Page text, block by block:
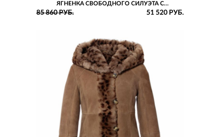
ЯГНЕНКА СВОБОДНОГО СИЛУЭТА С
ВОРОТНИКОМ-СТОЙКОЙ И РУКАВАМИ РЕГЛАН
85 860 РУБ. 51 520 РУБ.